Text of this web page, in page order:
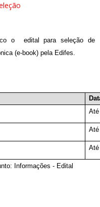
o edital para seleção de
(e-book) pela Edifes.
Informações - Edital